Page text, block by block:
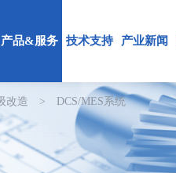
产品&服务 技术支持 产业新闻
改造 > DCS/MES系统